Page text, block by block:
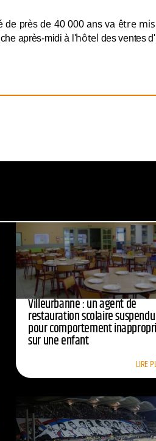
de près de 40 000 ans va êtremis
après-midi à l'hôtel des ventes d'
Villeurbanne : un agent de
restauration scolaire suspendu
pour comportement
sur une enfant
LIRE